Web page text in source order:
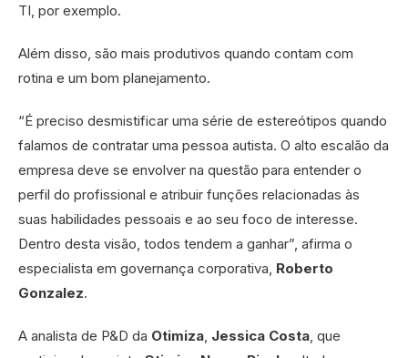
TI, por exemplo.
Além disso, são mais produtivos quando contam com
rotina e um bom planejamento.
“É preciso desmistificar uma série de estereótipos quando
falamos de contratar uma pessoa autista. O alto escalão da
empresa deve se envolver na questão para entender o
perfil do profissional e atribuir funções relacionadas às
suas habilidades pessoais e ao seu foco de interesse.
Dentro desta visão, todos tendem a ganhar”, afirma o
especialista em governança corporativa, Roberto
Gonzalez.
A analista de P&D da Otimiza Jessica Costa , que